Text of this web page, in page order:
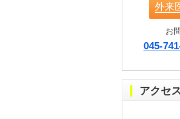
外来
お
045-
アクセ